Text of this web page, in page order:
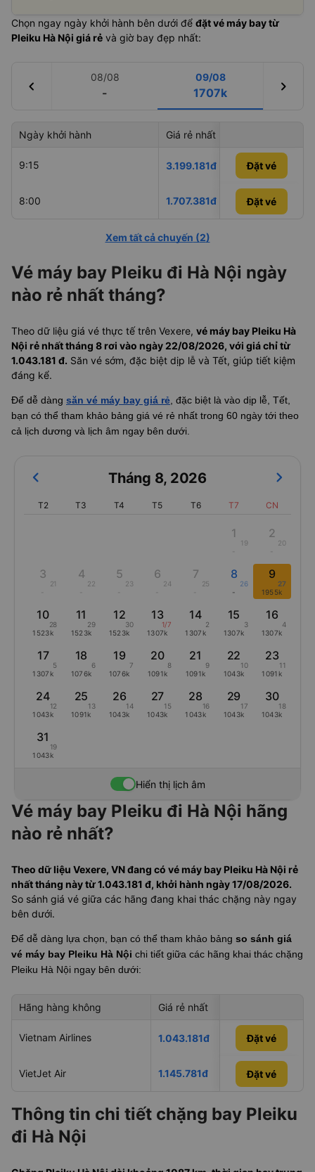
Chọn ngay ngày khởi hành bên dưới để đặt vé máy bay từ
Pleiku Hà Nội giá rẻ và giờ bay đẹp nhất:
chevron_left
08/08
-
09/08
1707k chevron_right
Ngày khởi hành Giá rẻ nhất
9:15 3.199.181đ Đặt vé
8:00 1.707.381đ Đặt vé
Đặt vé
Xem tất cả chuyến (2)
Vé máy bay Pleiku đi Hà Nội ngày
nào rẻ nhất tháng?
Theo dữ liệu giá vé thực tế trên Vexere, vé máy bay Pleiku Hà
Nội rẻ nhất tháng 8 rơi vào ngày 22/08/2026, với giá chỉ từ
1.043.181 đ. Săn vé sớm, đặc biệt dịp lễ và Tết, giúp tiết kiệm
đáng kể.
Để dễ dàng săn vé máy bay giá rẻ , đặc biệt là vào dịp lễ, Tết,
bạn có thể tham khảo bảng giá vé rẻ nhất trong 60 ngày tới theo
cả lịch dương và lịch âm ngay bên dưới.
Tháng 8, 2026
T2 T3 T4 T5 T6 T7 CN
1
19
2
20
3
21
4
22
5
23
6
24
7
25
8
26
-
9
27
1955k
10
28
1523k
11
29
1523k
12
30
1523k
13
1/7
1307k
14
2
1307k
15
3
1307k
16
4
1307k
17
5
1307k
18
6
1076k
19
7
1076k
20
8
1091k
21
9
1091k
22
10
1043k
23
11
1091k
24
12
1043k
25
13
1091k
26
14
1043k
27
15
1043k
28
16
1043k
29
17
1043k
30
18
1043k
31
19
1043k
Hiển thị lịch âm
Vé máy bay Pleiku đi Hà Nội hãng
nào rẻ nhất?
Theo dữ liệu Vexere, VN đang có vé máy bay Pleiku Hà Nội rẻ
nhất tháng này từ 1.043.181 đ, khởi hành ngày 17/08/2026.
So sánh giá vé giữa các hãng đang khai thác chặng này ngay
bên dưới.
Để dễ dàng lựa chọn, bạn có thể tham khảo bảng so sánh giá
vé máy bay Pleiku Hà Nội chi tiết giữa các hãng khai thác chặng
Pleiku Hà Nội ngay bên dưới:
Hãng hàng không Giá rẻ nhất
Vietnam Airlines 1.043.181đ 29/08/2026
Đặt vé
VietJet Air 1.145.781đ 23/08/2026
Đặt vé
Đặt vé
Thông tin chi tiết chặng bay Pleiku
đi Hà Nội